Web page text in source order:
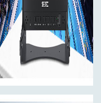
odolného a
letecký průmysl,
1,57 kg (bez
vysokou odolnost a
intenzivní produkce,
nebo natáčení v